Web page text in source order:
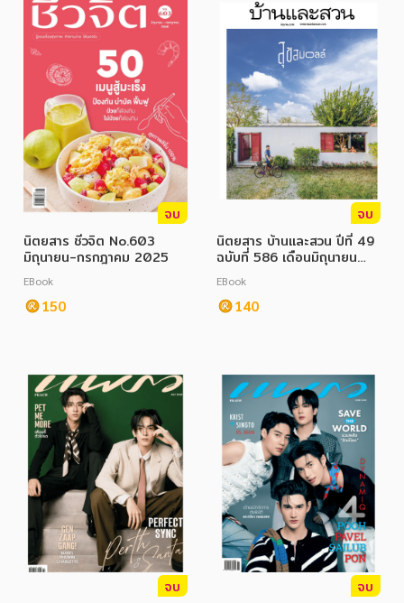
จบ
นิตยสาร ชีวจิต No.603
มิถุนายน-กรกฎาคม 2025
EBook
150
จบ
นิตยสาร บ้านและสวน ปีที่ 49
ฉบับที่ 586 เดือนมิถุนายน
2568
EBook
140
จบ
จบ